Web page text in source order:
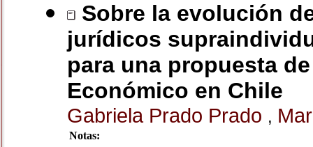
Sobre la evolución
jurídicos
para una propuesta
Económico en Chile
Gabriela Prado Prado ,
Notas: